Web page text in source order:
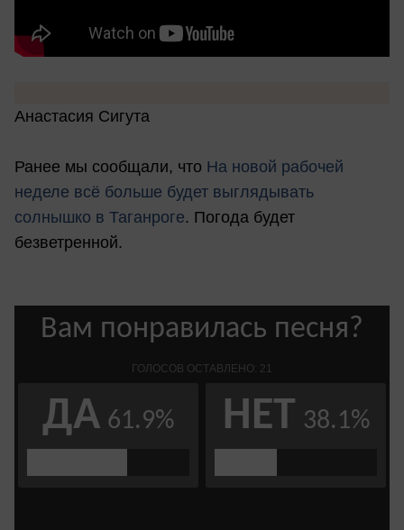
Анастасия Сигута
Ранее мы сообщали, что На новой рабочей
неделе всё больше будет выглядывать
солнышко в Таганроге. Погода будет
безветренной.